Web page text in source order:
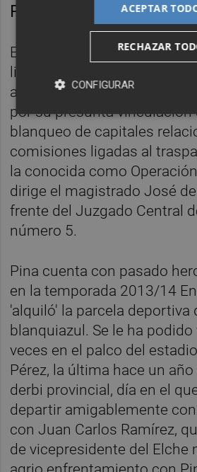
Pasado herculano
El empresario murciano se
libertad con cargos, tras
a pasar dos semanas en
por su presunta vinculación
blanqueo de capitales
comisiones ligadas al
la conocida como
dirige el magistrado José de
frente del Juzgado Central
número 5.
Pina cuenta con pasado
en la temporada 2013/14
'alquiló' la parcela deportiva
blanquiazul. Se le ha
veces en el palco del
Pérez, la última hace un
derbi provincial, día en el
departir amigablemente
con Juan Carlos Ramírez,
de vicepresidente del Elche
ACEPTAR
RECHAZAR
CONFIGURAR